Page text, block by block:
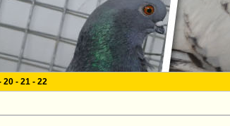
20- 21- 22